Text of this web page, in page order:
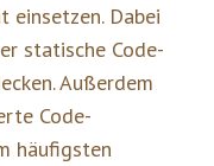
einsetzen. Dabei
statische Code-
Außerdem
Code-
häufigsten